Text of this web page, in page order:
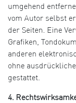
umgehend
vom Autor selbst
der Seiten. Eine
Grafiken,
anderen
ohne
gestattet.
4.